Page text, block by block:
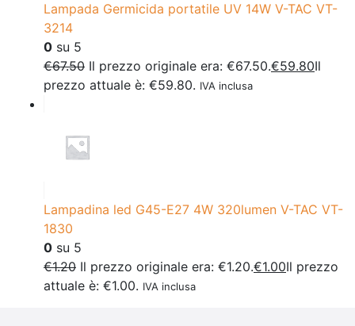
Lampada Germicida portatile UV 14W V-TAC VT-
3214
0 su 5
€67.50 Il prezzo originale era: €67.50.€59.80Il
prezzo attuale è: €59.80. IVA inclusa
Lampadina led G45-E27 4W 320lumen V-TAC VT-
1830
0 su 5
€1.20 Il prezzo originale era: €1.20.€1.00Il prezzo
attuale è: €1.00. IVA inclusa